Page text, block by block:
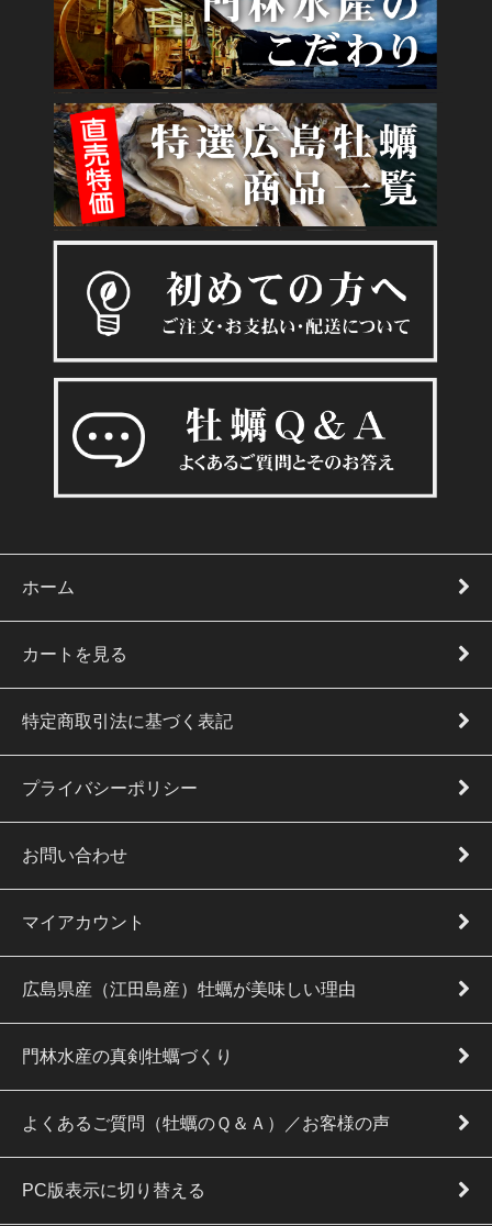
ホーム
カートを見る
特定商取引法に基づく表記
プライバシーポリシー
お問い合わせ
マイアカウント
広島県産（江田島産）牡蠣が美味しい理由
門林水産の真剣牡蠣づくり
よくあるご質問（牡蠣のＱ＆Ａ）／お客様の声
PC版表示に切り替える